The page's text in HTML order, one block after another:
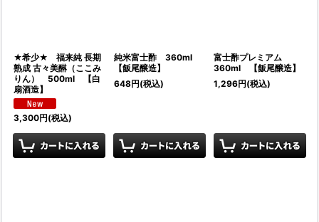
★希少★ 福来純 長期
熟成 古々美醂（ここみ
りん） 500ml 【白
扇酒造】
3,300円(税込)
純米富士酢 360ml
【飯尾醸造】
648円(税込)
富士酢プレミアム
360ml 【飯尾醸造】
1,296円(税込)